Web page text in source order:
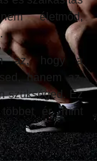
életmód,
az, hogy a
hanem az,
szükséged. Ez
ér, mint